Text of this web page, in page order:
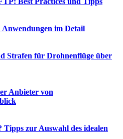
im Detail
Strafen für Drohnenflüge über
Anbieter von
Tipps zur Auswahl des idealen